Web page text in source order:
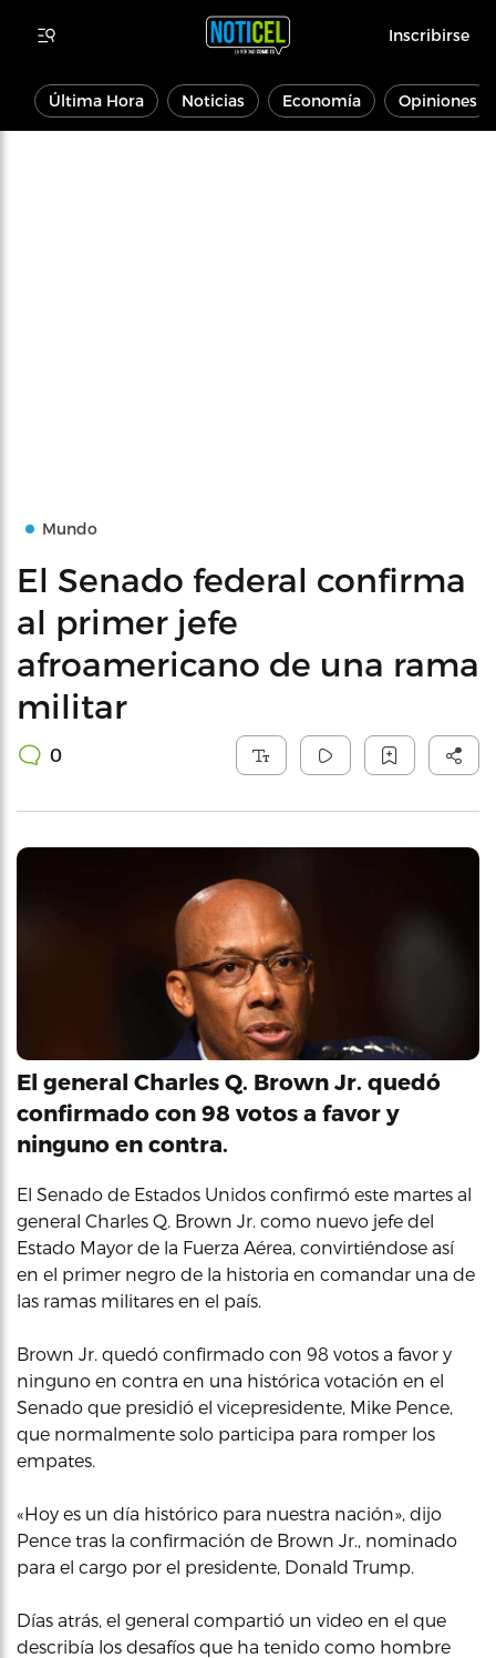
Inscribirse
Última Hora Noticias Economía Opiniones
Mundo
El Senado federal confirma
al primer jefe
afroamericano de una rama
militar
0
El general Charles Q. Brown Jr. quedó
confirmado con 98 votos a favor y
ninguno en contra.
El Senado de Estados Unidos confirmó este martes al
general Charles Q. Brown Jr. como nuevo jefe del
Estado Mayor de la Fuerza Aérea, convirtiéndose así
en el primer negro de la historia en comandar una de
las ramas militares en el país.
Brown Jr. quedó confirmado con 98 votos a favor y
ninguno en contra en una histórica votación en el
Senado que presidió el vicepresidente, Mike Pence,
que normalmente solo participa para romper los
empates.
«Hoy es un día histórico para nuestra nación», dijo
Pence tras la confirmación de Brown Jr., nominado
para el cargo por el presidente, Donald Trump.
Días atrás, el general compartió un video en el que
describía los desafíos que ha tenido como hombre